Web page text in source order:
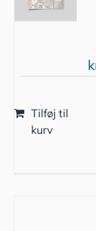
Tilføj til
kurv